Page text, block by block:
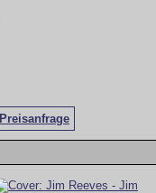
Preisanfrage